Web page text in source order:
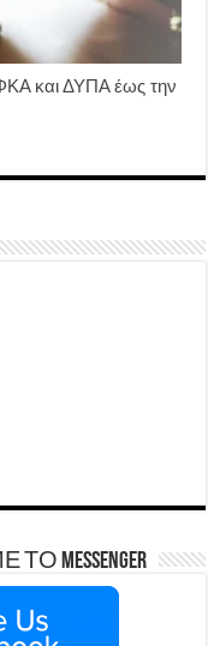
και ΔΥΠΑ έως την
Messenger